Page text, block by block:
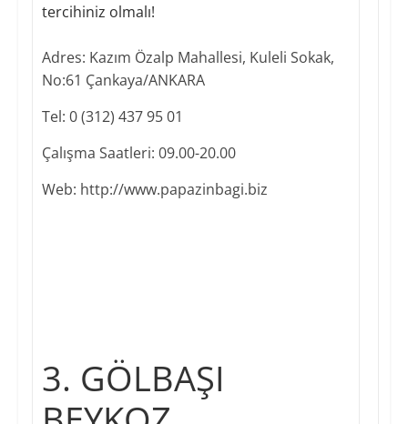
tercihiniz olmalı!
Adres: Kazım Özalp Mahallesi, Kuleli Sokak,
No:61 Çankaya/ANKARA
Tel: 0 (312) 437 95 01
Çalışma Saatleri: 09.00-20.00
Web: ​http://www.papazinbagi.biz
3. GÖLBAŞI